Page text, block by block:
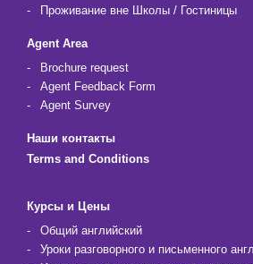
Проживание вне Школы / Гостиницы
Agent Area
Brochure request
Agent Feedback Form
Agent Survey
Наши контакты
Terms and Conditions
Курсы и Цены
Общий английский
Уроки разговорного и письменного